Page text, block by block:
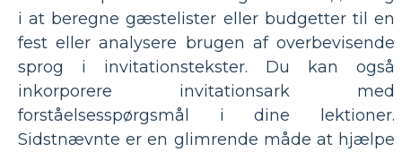
i at beregne gæstelister eller budgetter til en
fest eller analysere brugen af overbevisende
sprog i invitationstekster. Du kan også
inkorporere invitationsark med
forståelsesspørgsmål i dine lektioner.
Sidstnævnte er en glimrende måde at hjælpe